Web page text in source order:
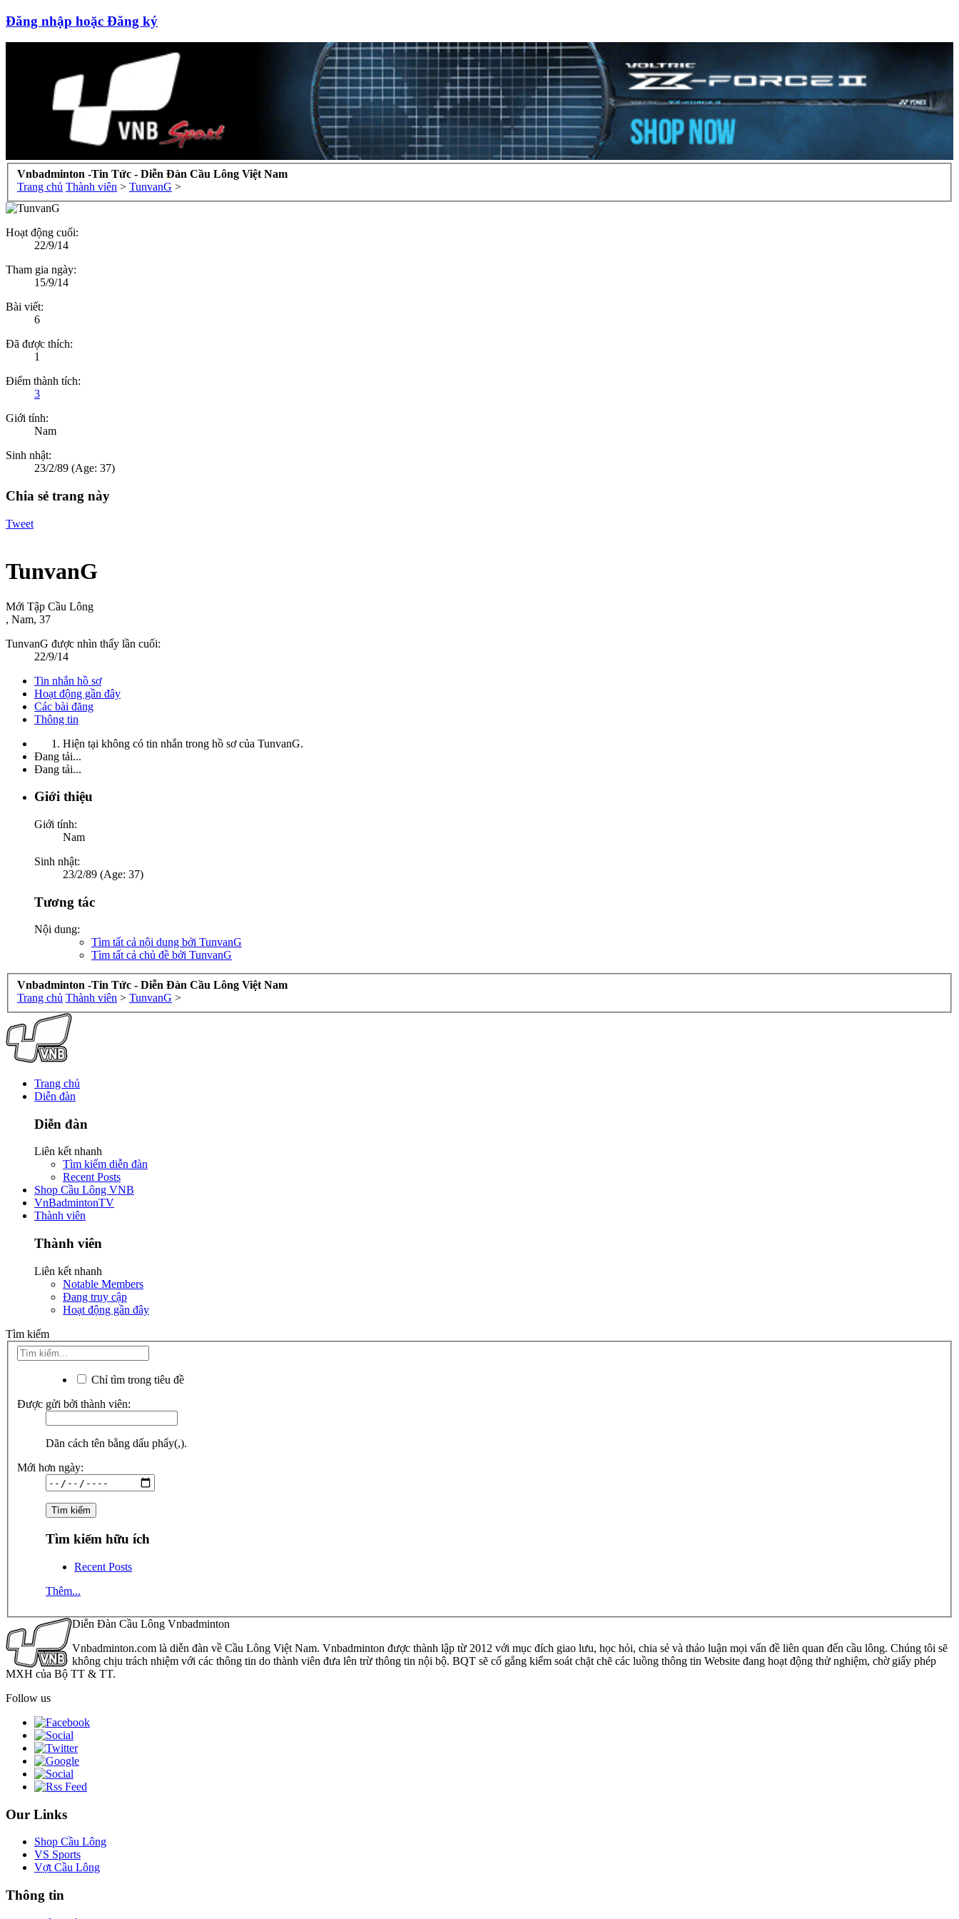
Đăng nhập hoặc Đăng ký
Vnbadminton -Tin Tức - Diễn Đàn Cầu Lông Việt Nam
Trang chủ Thành viên > TunvanG >
Hoạt động cuối:
22/9/14
Tham gia ngày:
15/9/14
Bài viết:
6
Đã được thích:
1
Điểm thành tích:
3
Giới tính:
Nam
Sinh nhật:
23/2/89 (Age: 37)
Chia sẻ trang này
Tweet
TunvanG
Mới Tập Cầu Lông
, Nam, 37
TunvanG được nhìn thấy lần cuối:
22/9/14
Tin nhắn hồ sơ
Hoạt động gần đây
Các bài đăng
Thông tin
Hiện tại không có tin nhắn trong hồ sơ của TunvanG.
Đang tải...
Đang tải...
Giới thiệu
Giới tính:
Nam
Sinh nhật:
23/2/89 (Age: 37)
Tương tác
Nội dung:
Tìm tất cả nội dung bởi TunvanG
Tìm tất cả chủ đề bởi TunvanG
Vnbadminton -Tin Tức - Diễn Đàn Cầu Lông Việt Nam
Trang chủ Thành viên > TunvanG >
Trang chủ
Diễn đàn
Diễn đàn
Liên kết nhanh
Tìm kiếm diễn đàn
Recent Posts
Shop Cầu Lông VNB
VnBadmintonTV
Thành viên
Thành viên
Liên kết nhanh
Notable Members
Đang truy cập
Hoạt động gần đây
Tìm kiếm
Chỉ tìm trong tiêu đề
Được gửi bởi thành viên:
Dãn cách tên bằng dấu phẩy(,).
Mới hơn ngày:
Tìm kiếm hữu ích
Recent Posts
Thêm...
Diễn Đàn Cầu Lông Vnbadminton
Vnbadminton.com là diễn đàn về Cầu Lông Việt Nam. Vnbadminton được thành lập từ 2012 với mục đích giao lưu, học hỏi, chia sẻ và thảo luận mọi vấn đề liên quan đến cầu lông. Chúng tôi sẽ
không chịu trách nhiệm với các thông tin do thành viên đưa lên trừ thông tin nội bộ. BQT sẽ cố gắng kiểm soát chặt chẽ các luồng thông tin Website đang hoạt động thử nghiệm, chờ giấy phép
MXH của Bộ TT & TT.
Follow us
Our Links
Shop Cầu Lông
VS Sports
Vợt Cầu Lông
Thông tin